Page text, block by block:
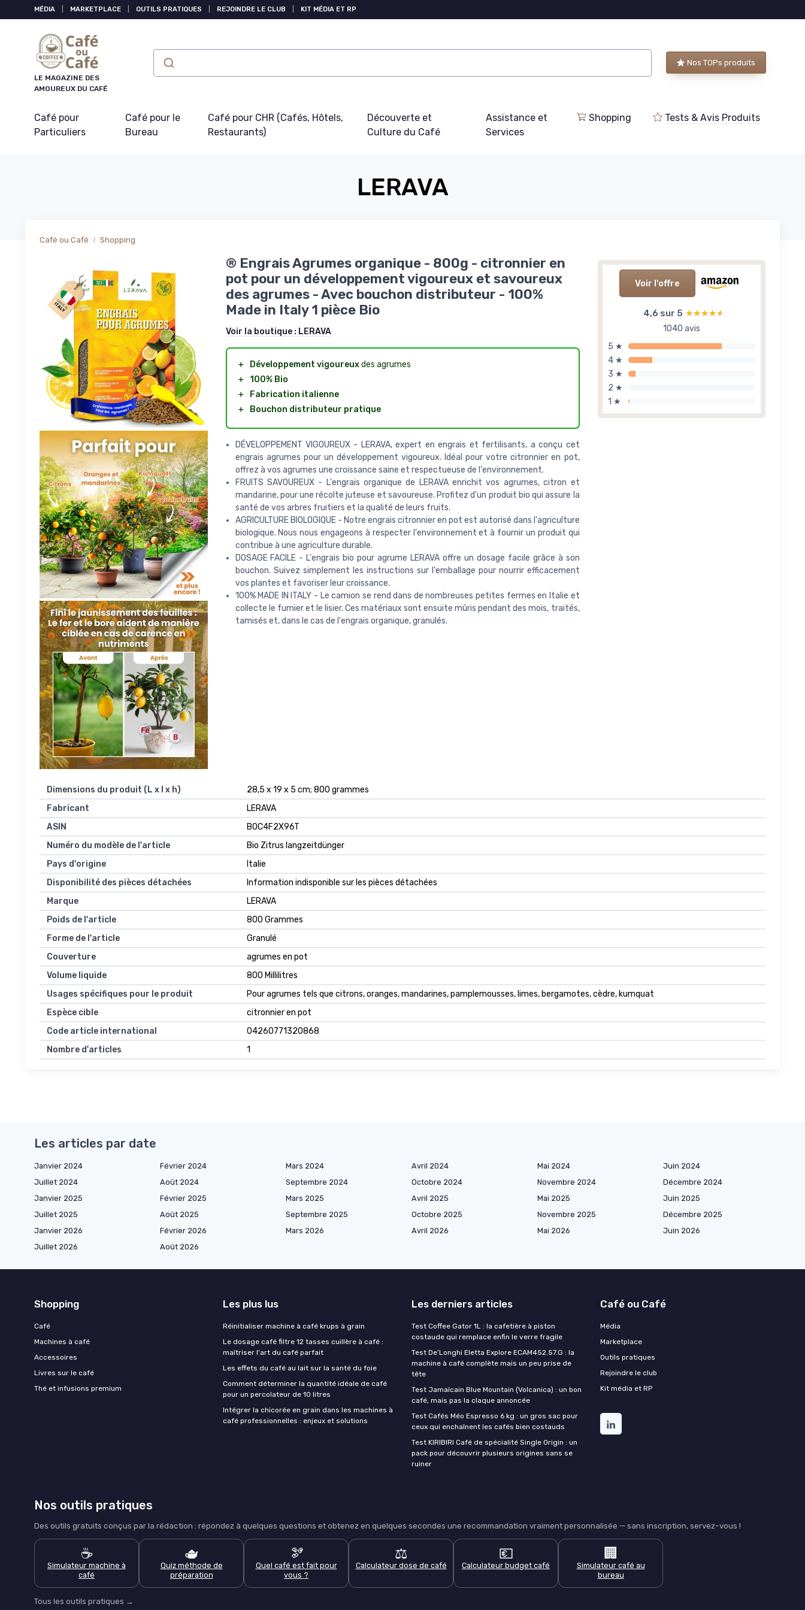
MÉDIA MARKETPLACE OUTILS PRATIQUES REJOINDRE LE CLUB KIT MÉDIA ET RP
LE MAGAZINE DES
AMOUREUX DU CAFÉ
Nos TOPs produits
Café pour
Particuliers
Café pour le
Bureau
Café pour CHR (Cafés, Hôtels,
Restaurants)
Découverte et
Culture du Café
Assistance et
Services
Shopping Tests & Avis Produits
LERAVA
Café ou Café Shopping
Voir l'offre
4,6 sur 5 ★★★★★
★★★★★
1040 avis
5 ★
4 ★
3 ★
2 ★
1 ★
® Engrais Agrumes organique - 800g - citronnier en
pot pour un développement vigoureux et savoureux
des agrumes - Avec bouchon distributeur - 100%
Made in Italy 1 pièce Bio
Voir la boutique : LERAVA
＋ Développement vigoureuxdes agrumes
＋ 100% Bio
＋
Fabrication italienne
＋
Bouchon distributeur pratique
DÉVELOPPEMENT VIGOUREUX - LERAVA, expert en engrais et fertilisants, a conçu cet
engrais agrumes pour un développement vigoureux. Idéal pour votre citronnier en pot,
offrez à vos agrumes une croissance saine et respectueuse de l'environnement.
FRUITS SAVOUREUX - L'engrais organique de LERAVA enrichit vos agrumes, citron et
mandarine, pour une récolte juteuse et savoureuse. Profitez d'un produit bio qui assure la
santé de vos arbres fruitiers et la qualité de leurs fruits.
AGRICULTURE BIOLOGIQUE - Notre engrais citronnier en pot est autorisé dans l'agriculture
biologique. Nous nous engageons à respecter l'environnement et à fournir un produit qui
contribue à une agriculture durable.
DOSAGE FACILE - L'engrais bio pour agrume LERAVA offre un dosage facile grâce à son
bouchon. Suivez simplement les instructions sur l'emballage pour nourrir efficacement
vos plantes et favoriser leur croissance.
100% MADE IN ITALY - Le camion se rend dans de nombreuses petites fermes en Italie et
collecte le fumier et le lisier. Ces matériaux sont ensuite mûris pendant des mois, traités,
tamisés et, dans le cas de l'engrais organique, granulés.
Dimensions du produit (L x l x h)
28,5 x 19 x 5 cm; 800 grammes
Fabricant
LERAVA
ASIN
B0C4F2X96T
Numéro du modèle de l'article
Bio Zitrus langzeitdünger
Pays d'origine
Italie
Disponibilité des pièces détachées
Information indisponible sur les pièces détachées
Marque
LERAVA
Poids de l'article
800 Grammes
Forme de l'article
Granulé
Couverture
agrumes en pot
Volume liquide
800 Millilitres
Usages spécifiques pour le produit
Pour agrumes tels que citrons, oranges, mandarines, pamplemousses, limes, bergamotes, cèdre, kumquat
Espèce cible
citronnier en pot
Code article international
04260771320868
Nombre d'articles
1
Les articles par date
Janvier 2024 Février 2024 Mars 2024 Avril 2024 Mai 2024
Juin 2024
Juillet 2024
Août 2024 Septembre 2024 Octobre 2024 Novembre 2024
Décembre 2024
Janvier 2025
Février 2025 Mars 2025 Avril 2025 Mai 2025
Juin 2025
Juillet 2025
Août 2025 Septembre 2025 Octobre 2025 Novembre 2025
Décembre 2025
Janvier 2026
Février 2026 Mars 2026 Avril 2026 Mai 2026
Juin 2026
Juillet 2026
Août 2026
Shopping
Café
Machines à café
Accessoires
Livres sur le café
Thé et infusions premium
Les plus lus
Réinitialiser machine à café krups à grain
Le dosage café filtre 12 tasses cuillère à café :
maîtriser l'art du café parfait
Les effets du café au lait sur la santé du foie
Comment déterminer la quantité idéale de café
pour un percolateur de 10 litres
Intégrer la chicorée en grain dans les machines à
café professionnelles : enjeux et solutions
Les derniers articles
Test Coffee Gator 1L : la cafetière à piston
costaude qui remplace enfin le verre fragile
Test De’Longhi Eletta Explore ECAM452.57.G : la
machine à café complète mais un peu prise de
tête
Test Jamaïcain Blue Mountain (Volcanica) : un bon
café, mais pas la claque annoncée
Test Cafés Méo Espresso 6 kg : un gros sac pour
ceux qui enchaînent les cafés bien costauds
Test KIRIBIRI Café de spécialité Single Origin : un
pack pour découvrir plusieurs origines sans se
ruiner
Café ou Café
Média
Marketplace
Outils pratiques
Rejoindre le club
Kit média et RP
Nos outils pratiques
Des outils gratuits conçus par la rédaction : répondez à quelques questions et obtenez en quelques secondes une recommandation vraiment personnalisée — sans inscription, servez-vous !
☕
Simulateur machine à
café
🫖
Quiz méthode de
préparation
🫘
Quel café est fait pour
vous ?
⚖️
Calculateur dose de café
💶
Calculateur budget café
🏢
Simulateur café au
bureau
Tous les outils pratiques →
Panneau de gestion des cookies